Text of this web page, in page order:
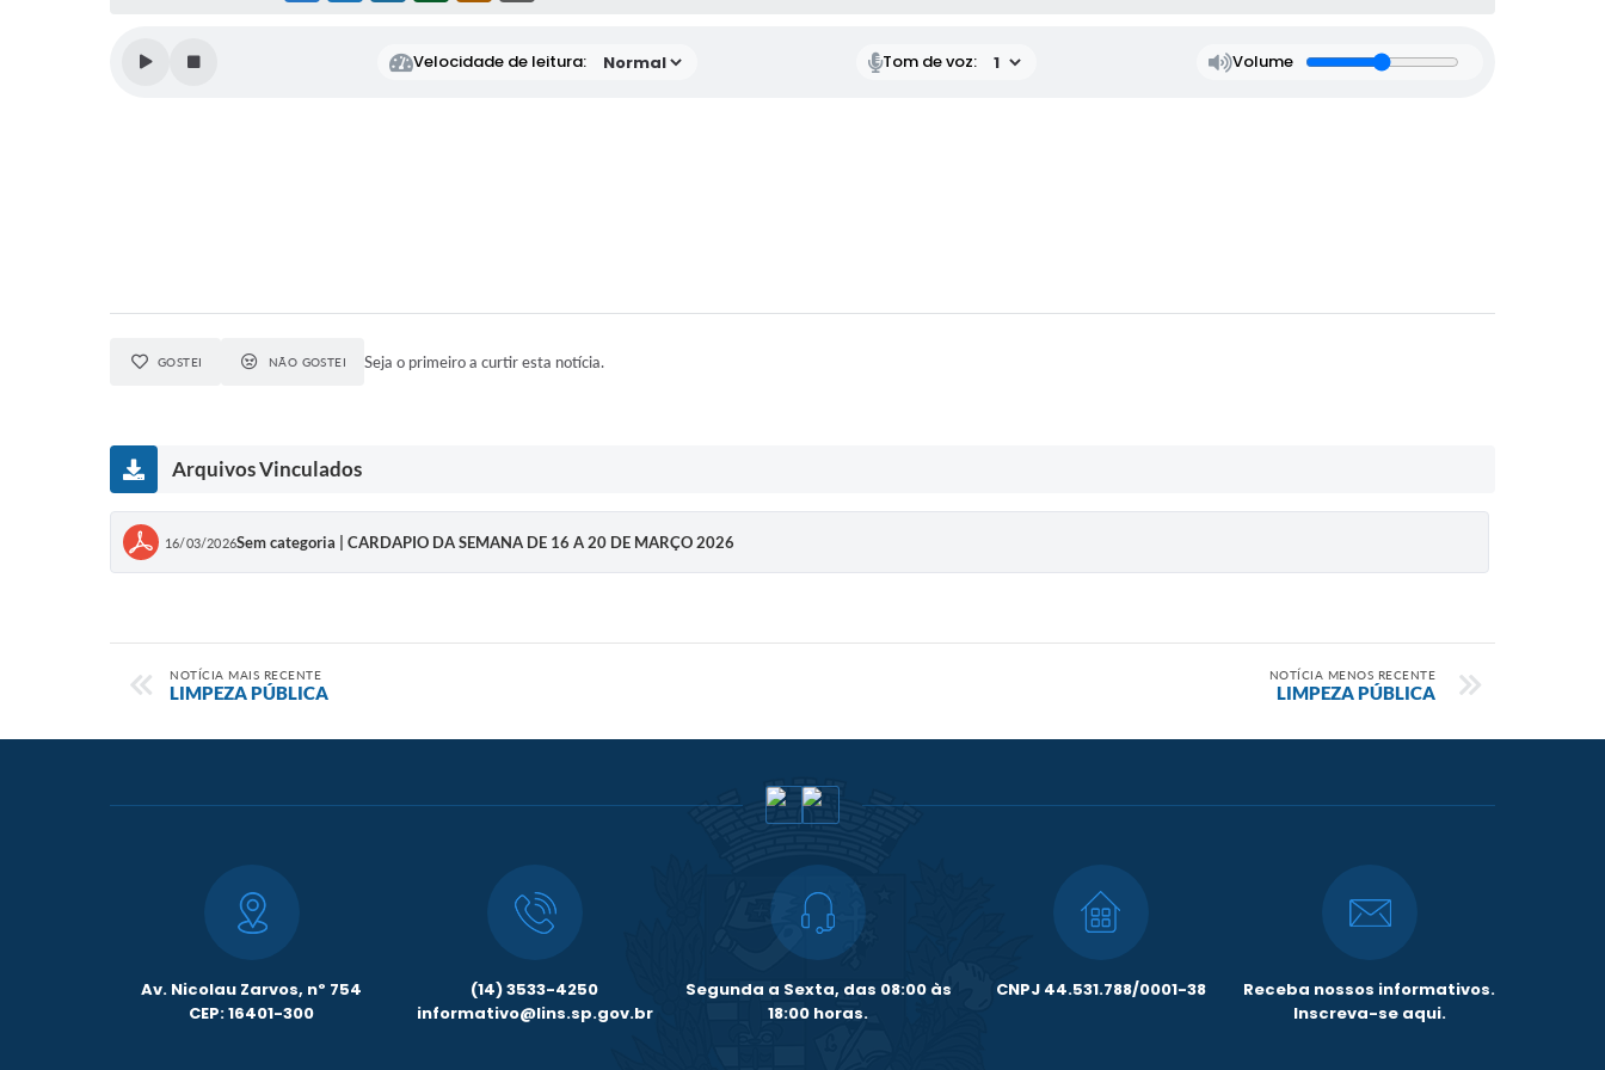
Velocidade de leitura: Tom de voz: Volume
GOSTEI NÃO GOSTEI Seja o primeiro a curtir esta notícia.
Arquivos Vinculados
16/03/2026Sem categoria | CARDAPIO DA SEMANA DE 16 A 20 DE MARÇO 2026
NOTÍCIA MAIS RECENTE
LIMPEZA PÚBLICA
NOTÍCIA MENOS RECENTE
LIMPEZA PÚBLICA
Av. Nicolau Zarvos, nº 754
CEP: 16401-300
(14) 3533-4250
informativo@lins.sp.gov.br
Segunda a Sexta, das 08:00 às
18:00 horas.
CNPJ 44.531.788/0001-38
Receba nossos informativos.
Inscreva-se aqui.